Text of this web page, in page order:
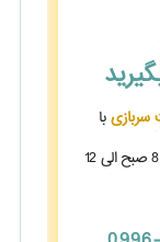
سربازیبا
برترین مشاوران نظام وظیفه در سراسر کشور از 8 صبح الی 12